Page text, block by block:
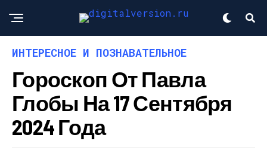
ИНТЕРЕСНОЕ И ПОЗНАВАТЕЛЬНОЕ
Гороскоп От Павла
Глобы На 17 Сентября
2024 Года